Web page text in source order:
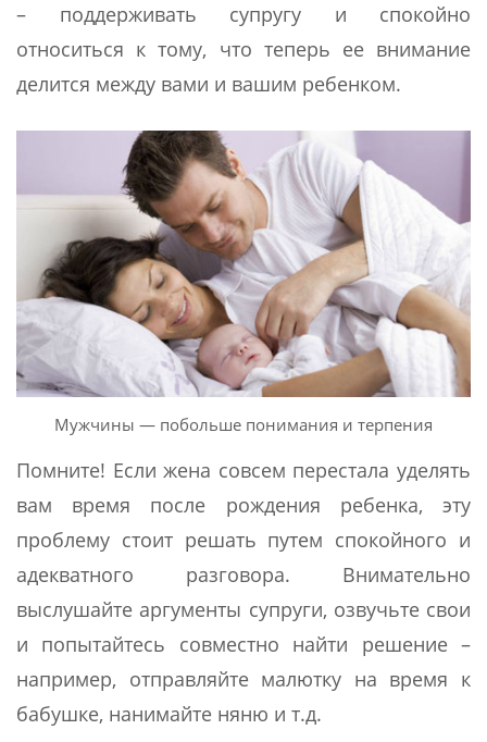
– поддерживать супругу и спокойно
относиться к тому, что теперь ее внимание
делится между вами и вашим ребенком.
Мужчины — побольше понимания и терпения
Помните! Если жена совсем перестала уделять
вам время после рождения ребенка, эту
проблему стоит решать путем спокойного и
адекватного разговора. Внимательно
выслушайте аргументы супруги, озвучьте свои
и попытайтесь совместно найти решение –
например, отправляйте малютку на время к
бабушке, нанимайте няню и т.д.